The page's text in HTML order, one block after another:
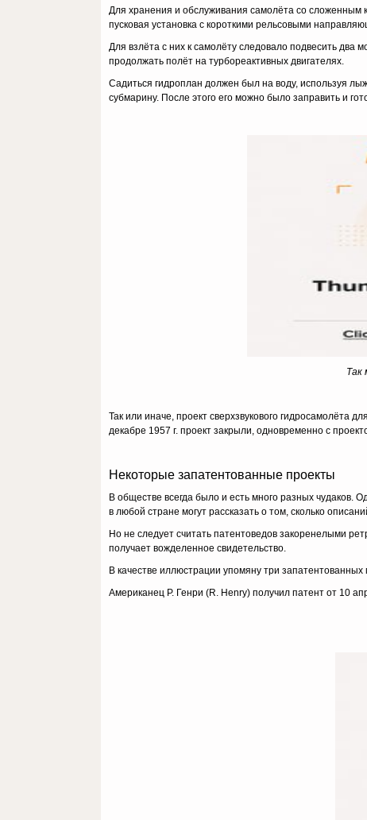
Для хранения и обслуживания самолёта со сложенным
пусковая установка с короткими рельсовыми
Для взлёта с них к самолёту следовало подвесить два
продолжать полёт на турбореактивных двигателях.
Садиться гидроплан должен был на воду, используя
субмарину. После этого его можно было заправить и
Так
Так или иначе, проект сверхзвукового гидросамолёта
декабре 1957 г. проект закрыли, одновременно с
Некоторые запатентованные проекты
В обществе всегда было и есть много разных чудаков.
в любой стране могут рассказать о том, сколько
Но не следует считать патентоведов закоренелыми
получает вожделенное свидетельство.
В качестве иллюстрации упомяну три
Американец Р. Генри (R. Henry) получил патент от 10